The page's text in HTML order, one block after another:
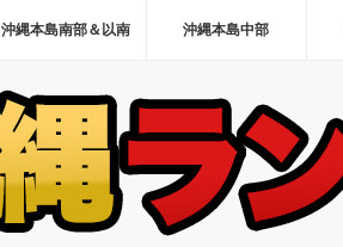
沖縄本島南部＆以南 沖縄本島中部